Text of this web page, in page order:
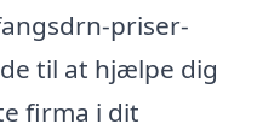
priser-
til at hjælpe dig
firma i dit